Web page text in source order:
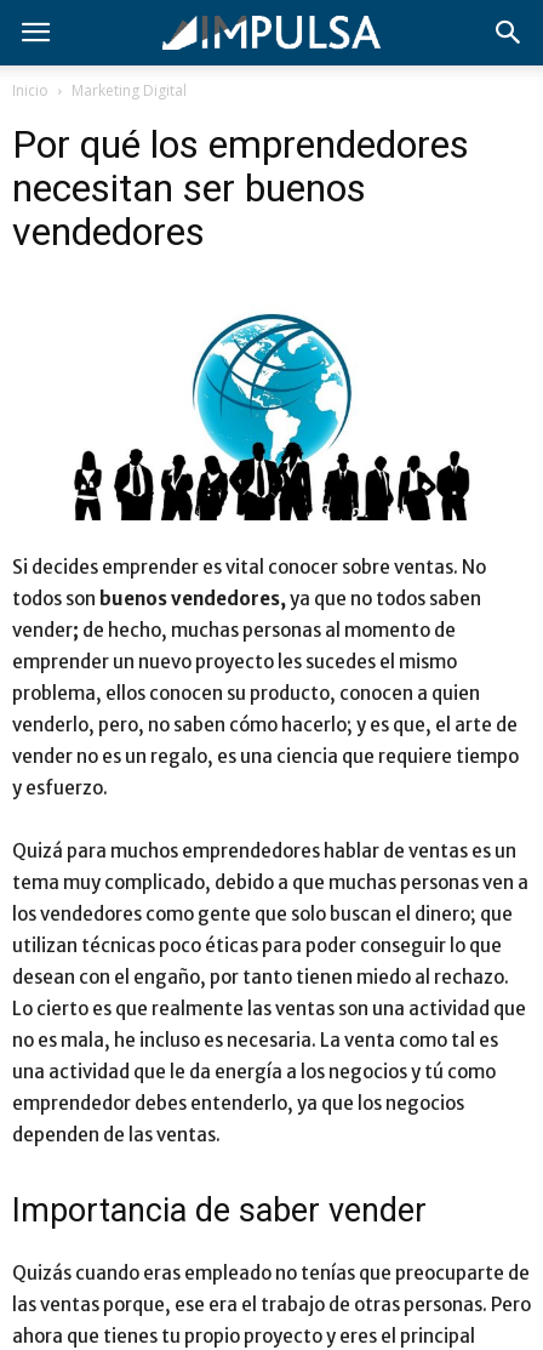
Inicio Marketing Digital
Por qué los emprendedores
necesitan ser buenos
vendedores
Si decides emprender es vital conocer sobre ventas. No
todos son buenos vendedores,ya que no todos saben
vender; de hecho, muchas personas al momento de
emprender un nuevo proyecto les sucedes el mismo
problema, ellos conocen su producto, conocen a quien
venderlo, pero, no saben cómo hacerlo; y es que, el arte de
vender no es un regalo, es una ciencia que requiere tiempo
y esfuerzo.
Quizá para muchos emprendedores hablar de ventas es un
tema muy complicado, debido a que muchas personas ven a
los vendedores como gente que solo buscan el dinero; que
utilizan técnicas poco éticas para poder conseguir lo que
desean con el engaño, por tanto tienen miedo al rechazo.
Lo cierto es que realmente las ventas son una actividad que
no es mala, he incluso es necesaria. La venta como tal es
una actividad que le da energía a los negocios y tú como
emprendedor debes entenderlo, ya que los negocios
dependen de las ventas.
Importancia de saber vender
Quizás cuando eras empleado no tenías que preocuparte de
las ventas porque, ese era el trabajo de otras personas. Pero
ahora que tienes tu propio proyecto y eres el principal